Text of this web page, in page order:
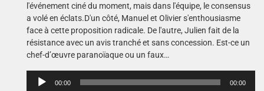
l'événement ciné du moment, mais dans l'équipe, le consensus
a volé en éclats.D'un côté, Manuel et Olivier s'enthousiasme
face à cette proposition radicale. De l'autre, Julien fait de la
résistance avec un avis tranché et sans concession. Est-ce un
chef-d’œuvre paranoïaque ou un faux…
00:00 00:00